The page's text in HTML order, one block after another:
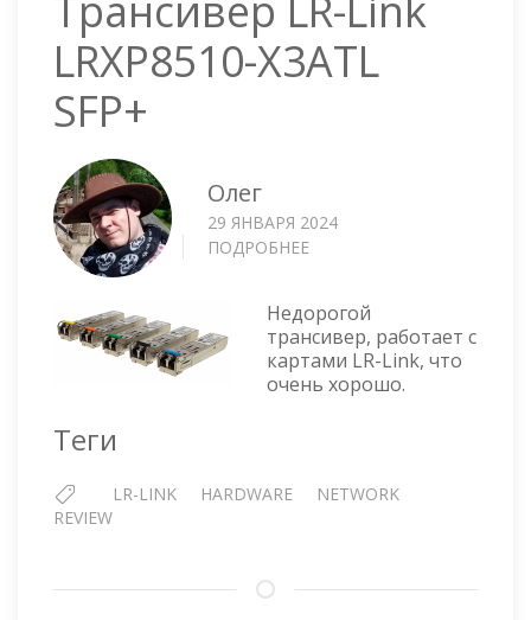
LRXP8510-X3ATL
SFP+
Олег
29 ЯНВАРЯ 2024
ПОДРОБНЕЕ
LINK
LRXP8510-
X3ATL
SFP+
Недорогой
трансивер, работает с
картами LR-Link, что
очень хорошо.
Теги
LR-LINK HARDWARE
NETWORK
REVIEW